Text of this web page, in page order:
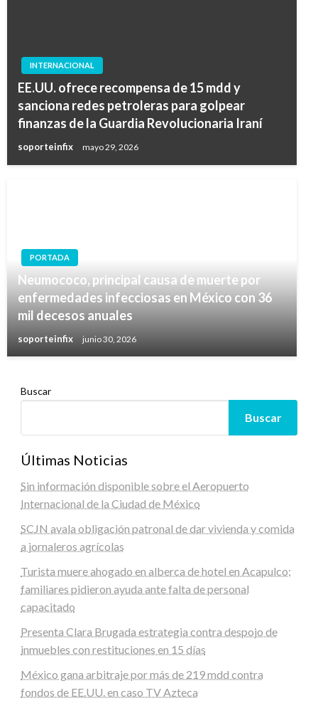
INTERNACIONAL
EE.UU. ofrece recompensa de 15 mdd y
sanciona redes petroleras para golpear
finanzas de la Guardia Revolucionaria Iraní
soporteinfix mayo 29, 2026
PORTADA
Neumococo, principal causa de muerte por
enfermedades infecciosas en México con 36
mil decesos anuales
soporteinfix junio 30, 2026
Buscar
Buscar
Últimas Noticias
Sin información disponible sobre el Aeropuerto
Internacional de la Ciudad de México
SCJN avala obligación patronal de dar vivienda y comida
a jornaleros agrícolas
Turista muere ahogado en alberca de hotel en Acapulco;
familiares pidieron ayuda ante falta de personal
capacitado
Presenta Clara Brugada estrategia contra despojo de
inmuebles con restituciones en 15 días
México gana arbitraje por más de 219 mdd contra
fondos de EE.UU. en caso TV Azteca